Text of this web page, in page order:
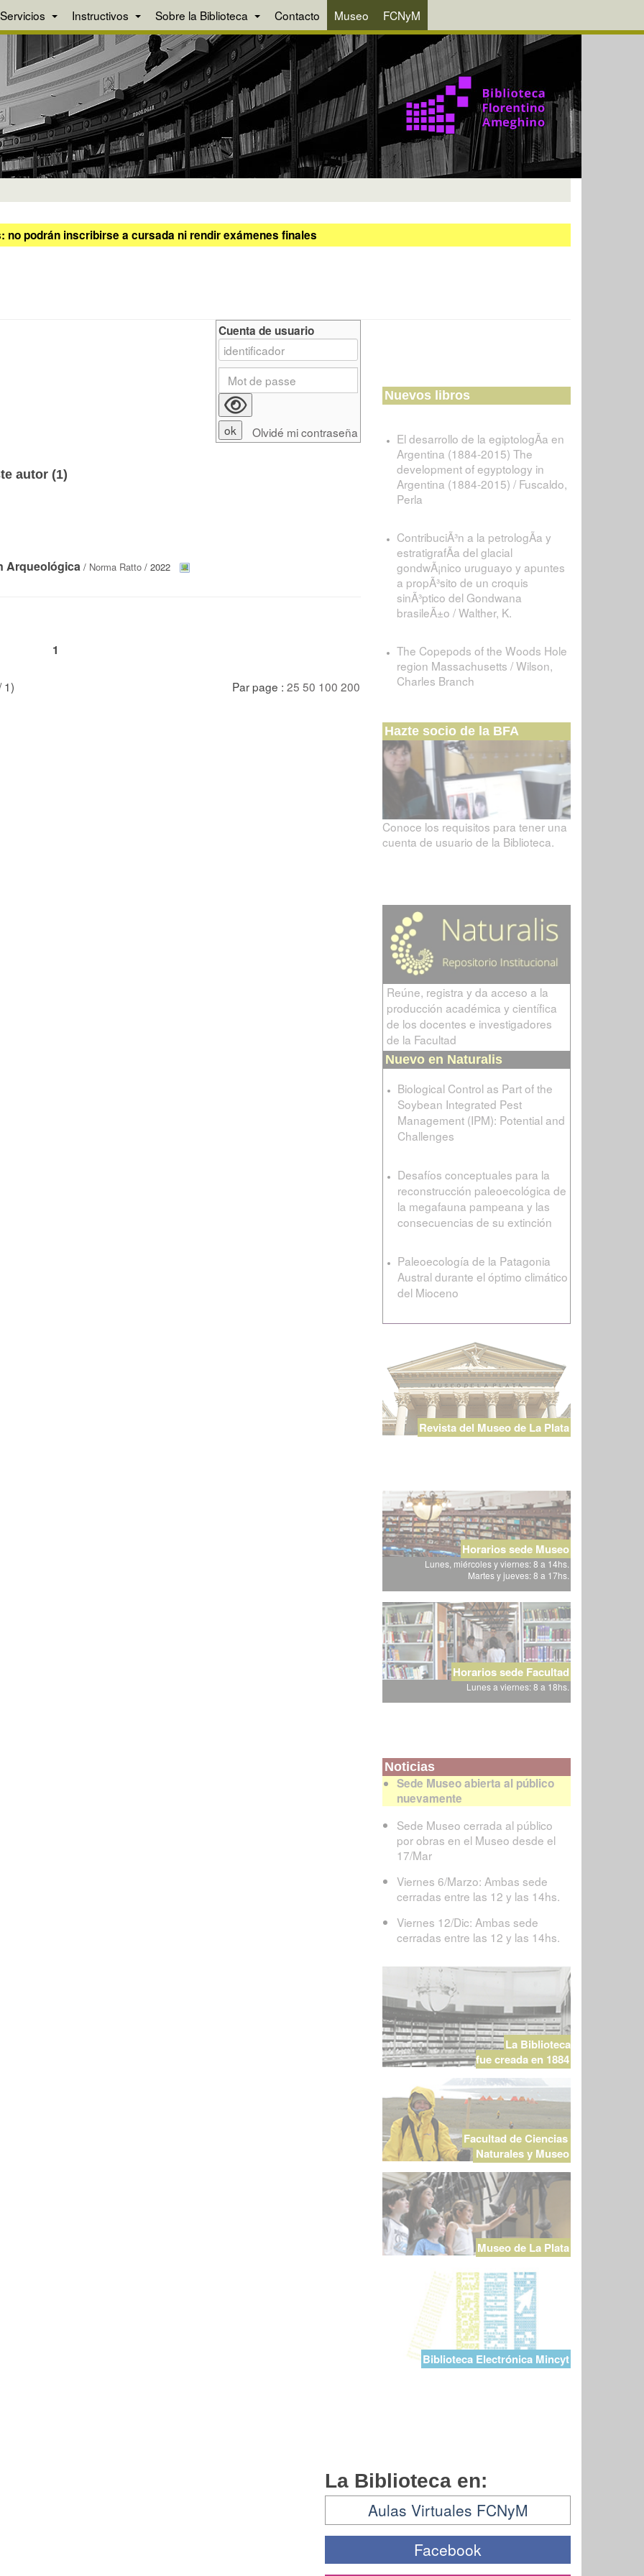
Servicios Instructivos Sobre la Biblioteca Contacto Museo FCNyM
podrán inscribirse a cursada ni rendir exámenes finales
autor (1)
Arqueológica / Norma Ratto / 2022
1
1) Par page : 25 50 100 200
Cuenta de usuario
Olvidé mi contraseña
Nuevos libros
El desarrollo de la egiptologÃ­a en
Argentina (1884-2015) The
development of egyptology in
Argentina (1884-2015) / Fuscaldo,
Perla
ContribuciÃ³n a la petrologÃ­a y
estratigrafÃ­a del glacial
gondwÃ¡nico uruguayo y apuntes
a propÃ³sito de un croquis
sinÃ³ptico del Gondwana
brasileÃ±o / Walther, K.
The Copepods of the Woods Hole
region Massachusetts / Wilson,
Charles Branch
Hazte socio de la BFA
Conoce los requisitos para tener una
cuenta de usuario de la Biblioteca.
Reúne, registra y da acceso a la
producción académica y científica
de los docentes e investigadores
de la Facultad
Nuevo en Naturalis
Biological Control as Part of the
Soybean Integrated Pest
Management (IPM): Potential and
Challenges
Desafíos conceptuales para la
reconstrucción paleoecológica de
la megafauna pampeana y las
consecuencias de su extinción
Paleoecología de la Patagonia
Austral durante el óptimo climático
del Mioceno
Revista del Museo de La Plata
Horarios sede Museo
Lunes, miércoles y viernes: 8 a 14hs.
Martes y jueves: 8 a 17hs.
Horarios sede Facultad
Lunes a viernes: 8 a 18hs.
Noticias
Sede Museo abierta al público
nuevamente
Sede Museo cerrada al público
por obras en el Museo desde el
17/Mar
Viernes 6/Marzo: Ambas sede
cerradas entre las 12 y las 14hs.
Viernes 12/Dic: Ambas sede
cerradas entre las 12 y las 14hs.
La Biblioteca
fue creada en 1884
Facultad de Ciencias
Naturales y Museo
Museo de La Plata
Biblioteca Electrónica Mincyt
La Biblioteca en:
Aulas Virtuales FCNyM
Facebook